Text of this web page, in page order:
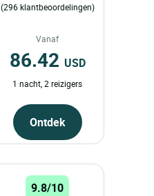
(296 klantbeoordelingen)
Vanaf
86.42 USD
1 nacht, 2 reizigers
Ontdek
9.8/10